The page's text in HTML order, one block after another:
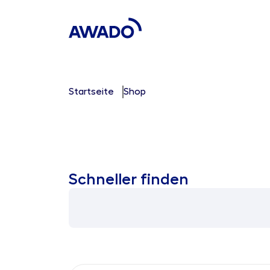
Startseite Shop
Schneller finden